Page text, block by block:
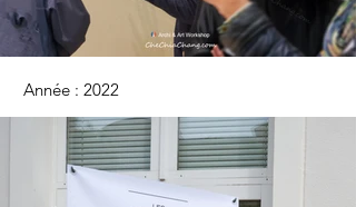
Année : 2022